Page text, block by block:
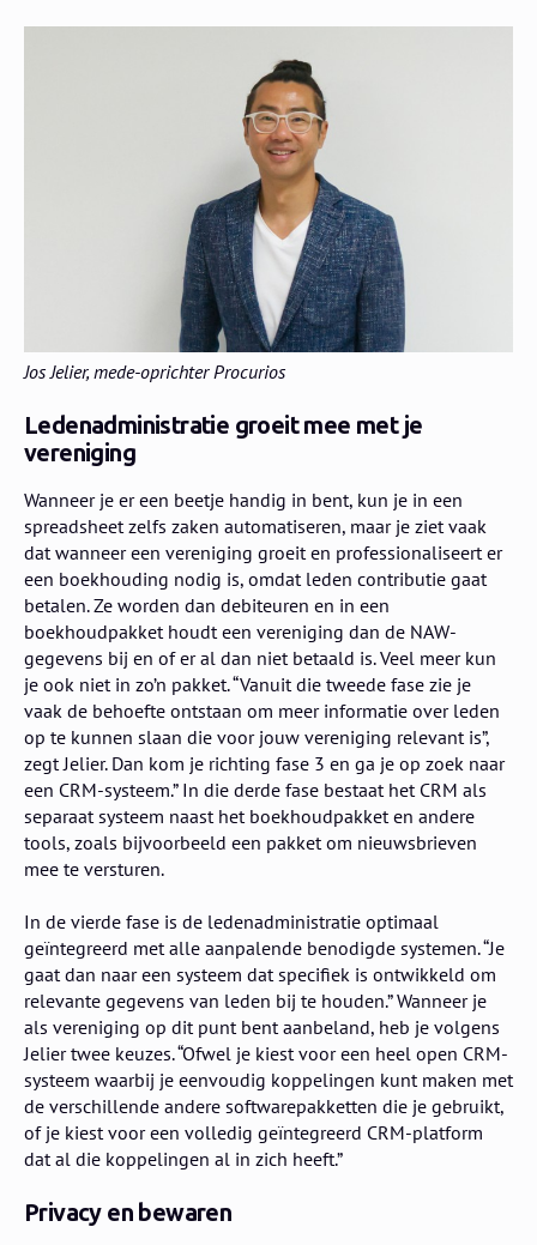
Jos Jelier, mede-oprichter Procurios
Ledenadministratie groeit mee met je
vereniging
Wanneer je er een beetje handig in bent, kun je in een
spreadsheet zelfs zaken automatiseren, maar je ziet vaak
dat wanneer een vereniging groeit en professionaliseert er
een boekhouding nodig is, omdat leden contributie gaat
betalen. Ze worden dan debiteuren en in een
boekhoudpakket houdt een vereniging dan de NAW-
gegevens bij en of er al dan niet betaald is. Veel meer kun
je ook niet in zo’n pakket. “Vanuit die tweede fase zie je
vaak de behoefte ontstaan om meer informatie over leden
op te kunnen slaan die voor jouw vereniging relevant is”,
zegt Jelier. Dan kom je richting fase 3 en ga je op zoek naar
een CRM-systeem.” In die derde fase bestaat het CRM als
separaat systeem naast het boekhoudpakket en andere
tools, zoals bijvoorbeeld een pakket om nieuwsbrieven
mee te versturen.
In de vierde fase is de ledenadministratie optimaal
geïntegreerd met alle aanpalende benodigde systemen. “Je
gaat dan naar een systeem dat specifiek is ontwikkeld om
relevante gegevens van leden bij te houden.” Wanneer je
als vereniging op dit punt bent aanbeland, heb je volgens
Jelier twee keuzes. “Ofwel je kiest voor een heel open CRM-
systeem waarbij je eenvoudig koppelingen kunt maken met
de verschillende andere softwarepakketten die je gebruikt,
of je kiest voor een volledig geïntegreerd CRM-platform
dat al die koppelingen al in zich heeft.”
Privacy en bewaren